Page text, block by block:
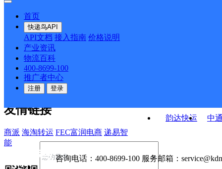
首页
快递鸟API
API文档 接入指南 价格说明
产业资讯
物流百科
400-8699-100
推广者中心
注册 登录
韵达快运
中
API接口 DEMO下载
关于我们
公司介绍 企业动态
合作伙伴 快递鸟接口服务协议
户隐私政策
友情链接
商派 海淘转运 FEC富润电商 递易智
能
咨询电话： 400-8699-100 服务邮箱：